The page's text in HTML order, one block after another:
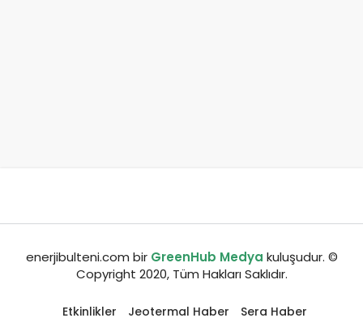
enerjibulteni.com bir GreenHub Medya kuluşudur. ©
Copyright 2020, Tüm Hakları Saklıdır.
Etkinlikler Jeotermal Haber Sera Haber